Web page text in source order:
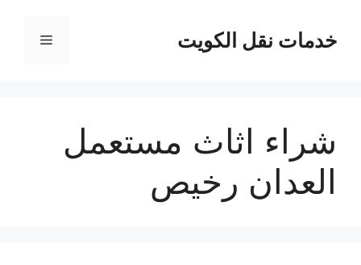
المحتوىخدمات نقل الكويت القائمة
شراء اثاث مستعمل
العدان رخيص